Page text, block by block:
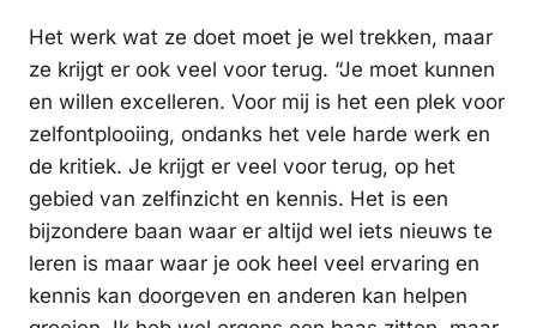
Het werk wat ze doet moet je wel trekken, maar
ze krijgt er ook veel voor terug. “Je moet kunnen
en willen excelleren. Voor mij is het een plek voor
zelfontplooiing, ondanks het vele harde werk en
de kritiek. Je krijgt er veel voor terug, op het
gebied van zelfinzicht en kennis. Het is een
bijzondere baan waar er altijd wel iets nieuws te
leren is maar waar je ook heel veel ervaring en
kennis kan doorgeven en anderen kan helpen